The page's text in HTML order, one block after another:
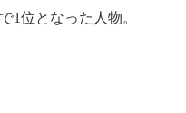
1位となった人物。